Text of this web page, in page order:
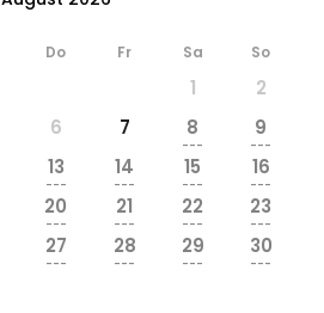
Do Fr Sa So
1
2
6 7 8
---
9
---
13
---
14
---
15
---
16
---
20
---
21
---
22
---
23
---
27
---
28
---
29
---
30
---